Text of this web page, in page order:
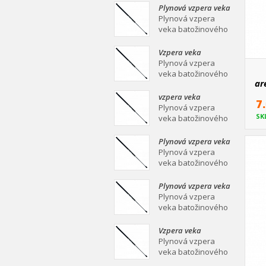
mm Plynová vzpera
veka batožinového
priestoru Ei
Plynová vzpera veka
batožinového
priestoru 639/258
Plynová vzpera
veka batožinového
mm Plynová vzpera
veka batožinového
priestoru Ei
Vzpera veka
batožinového
priestoru 387/139
Plynová vzpera
veka batožinového
mm Plynová vzpera
veka batožinového
priestoru Ei
vzpera veka
batožinového
priestoru 558/253
Plynová vzpera
veka batožinového
mm Plynová vzpera
veka batožinového
priestoru Ei
Plynová vzpera veka
batožinového
priestoru 549/219
Plynová vzpera
veka batožinového
mm Plynová vzpera
veka batožinového
priestoru Ei
Plynová vzpera veka
batožinového
priestoru 467/160
Plynová vzpera
veka batožinového
mm Plynová vzpera
veka batožinového
priestoru Ei
Vzpera veka
batožinového
priestoru 475/180
Plynová vzpera
veka batožinového